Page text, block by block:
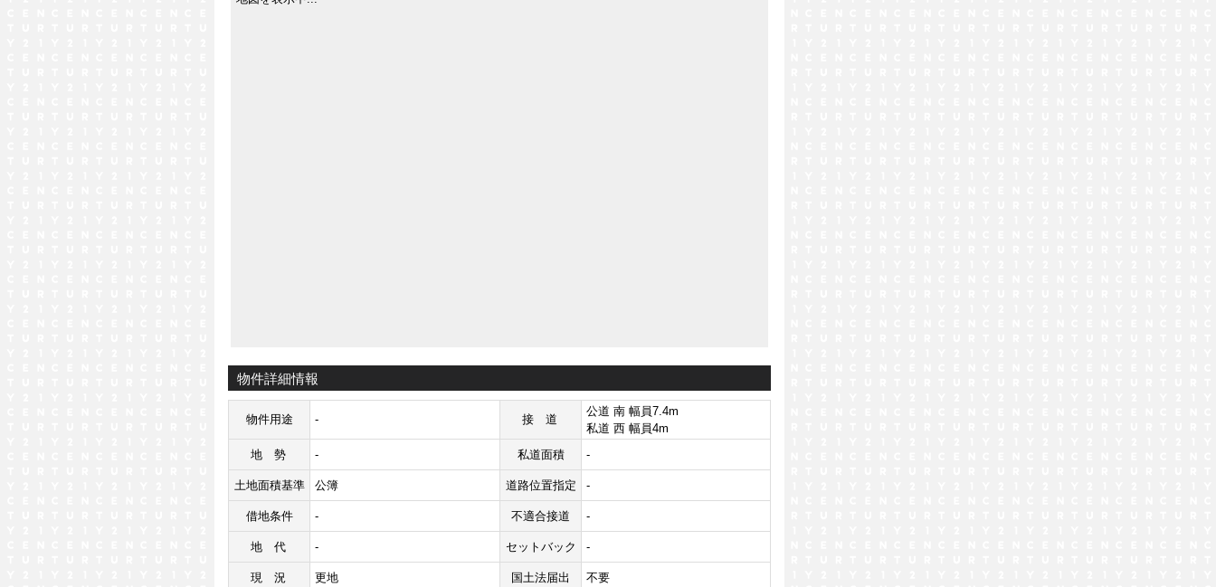
物件詳細情報
物件用途 - 接道
公道 南 幅員7.4m
私道 西 幅員4m
地勢
- 私道面積 -
土地面積基準 公簿 道路位置指定 -
借地条件 - 不適合接道 -
地代 - セットバック -
現況 更地 国土法届出 不要